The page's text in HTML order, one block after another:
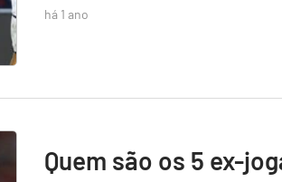
há 1 ano
Quem são os 5 ex-